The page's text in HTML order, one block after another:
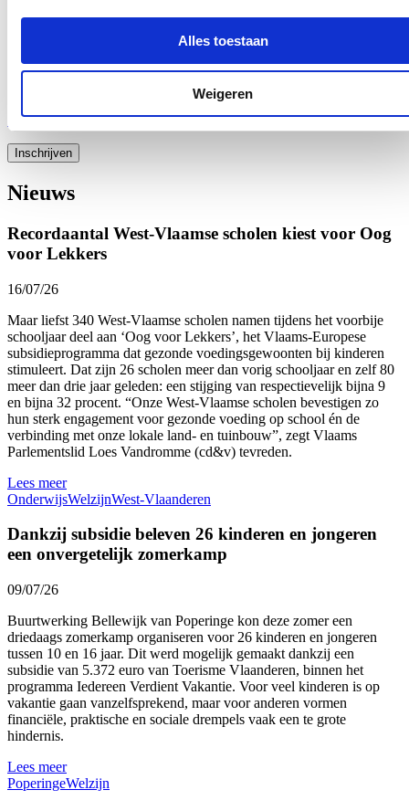
Alles toestaan
Weigeren
Postcode
Ja, ik wens de nieuwsbrief van Loes Vandromme te ontvangen op
Klikhierom de privacyvoorwaarden te raadplegen
Nieuws
Recordaantal West-Vlaamse scholen kiest voor Oog
voor Lekkers
16/07/26
Maar liefst 340 West-Vlaamse scholen namen tijdens het voorbije
schooljaar deel aan ‘Oog voor Lekkers’, het Vlaams-Europese
subsidieprogramma dat gezonde voedingsgewoonten bij kinderen
stimuleert. Dat zijn 26 scholen meer dan vorig schooljaar en zelf 80
meer dan drie jaar geleden: een stijging van respectievelijk bijna 9
en bijna 32 procent. “Onze West-Vlaamse scholen bevestigen zo
hun sterk engagement voor gezonde voeding op school én de
verbinding met onze lokale land- en tuinbouw”, zegt Vlaams
Parlementslid Loes Vandromme (cd&v) tevreden.
Lees meer
OnderwijsWelzijnWest-Vlaanderen
Dankzij subsidie beleven 26 kinderen en jongeren
een onvergetelijk zomerkamp
09/07/26
Buurtwerking Bellewijk van Poperinge kon deze zomer een
driedaags zomerkamp organiseren voor 26 kinderen en jongeren
tussen 10 en 16 jaar. Dit werd mogelijk gemaakt dankzij een
subsidie van 5.372 euro van Toerisme Vlaanderen, binnen het
programma Iedereen Verdient Vakantie. Voor veel kinderen is op
vakantie gaan vanzelfsprekend, maar voor anderen vormen
financiële, praktische en sociale drempels vaak een te grote
hindernis.
Lees meer
PoperingeWelzijn